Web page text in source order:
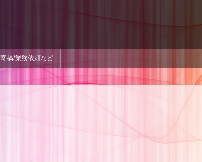
寄稿/業務依頼など